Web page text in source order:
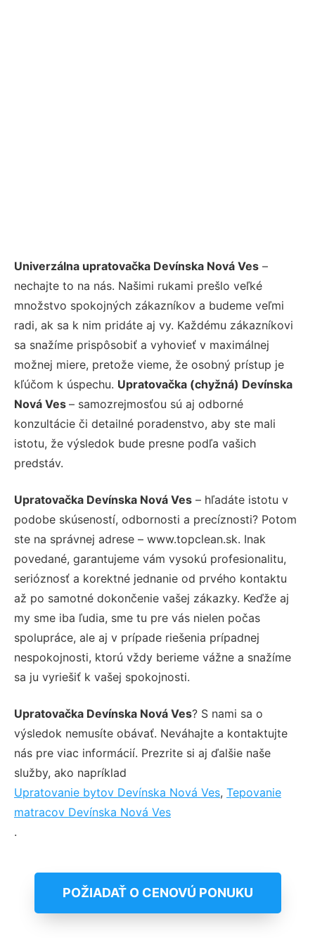
Univerzálna upratovačka Devínska Nová Ves –
nechajte to na nás. Našimi rukami prešlo veľké
množstvo spokojných zákazníkov a budeme veľmi
radi, ak sa k nim pridáte aj vy. Každému zákazníkovi
sa snažíme prispôsobiť a vyhovieť v maximálnej
možnej miere, pretože vieme, že osobný prístup je
kľúčom k úspechu. Upratovačka (chyžná) Devínska
Nová Ves – samozrejmosťou sú aj odborné
konzultácie či detailné poradenstvo, aby ste mali
istotu, že výsledok bude presne podľa vašich
predstáv.
Upratovačka Devínska Nová Ves – hľadáte istotu v
podobe skúseností, odbornosti a precíznosti? Potom
ste na správnej adrese – www.topclean.sk. Inak
povedané, garantujeme vám vysokú profesionalitu,
serióznosť a korektné jednanie od prvého kontaktu
až po samotné dokončenie vašej zákazky. Keďže aj
my sme iba ľudia, sme tu pre vás nielen počas
spolupráce, ale aj v prípade riešenia prípadnej
nespokojnosti, ktorú vždy berieme vážne a snažíme
sa ju vyriešiť k vašej spokojnosti.
Upratovačka Devínska Nová Ves? S nami sa o
výsledok nemusíte obávať. Neváhajte a kontaktujte
nás pre viac informácií. Prezrite si aj ďalšie naše
služby, ako napríklad
Upratovanie bytov Devínska Nová Ves, Tepovanie
matracov Devínska Nová Ves
.
POŽIADAŤ O CENOVÚ PONUKU